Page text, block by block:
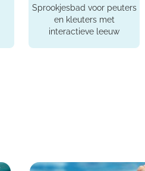
Sprookjesbad voor peuters
en kleuters met
interactieve leeuw